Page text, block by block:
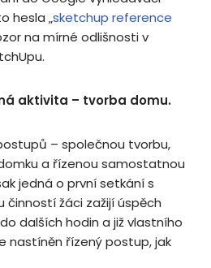
hesla „sketchup reference
na mírné odlišnosti v
aktivita – tvorba domu.
– společnou tvorbu,
a řízenou samostatnou
jedná o první setkání s
žáci zažijí úspěch
dalších hodin a již vlastního
nastíněn řízený postup, jak